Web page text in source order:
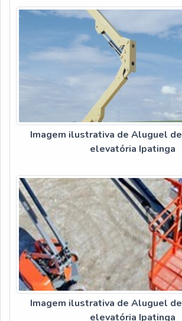
Imagem ilustrativa de Aluguel
elevatória Ipatinga
Imagem ilustrativa de Aluguel
elevatória Ipatinga